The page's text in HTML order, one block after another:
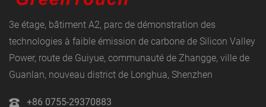
3e étage, bâtiment A2, parc de démonstration des
technologies à faible émission de carbone de Silicon Valley
Power, route de Guiyue, communauté de Zhangge, ville de
Guanlan, nouveau district de Longhua, Shenzhen
+86 0755-29370883